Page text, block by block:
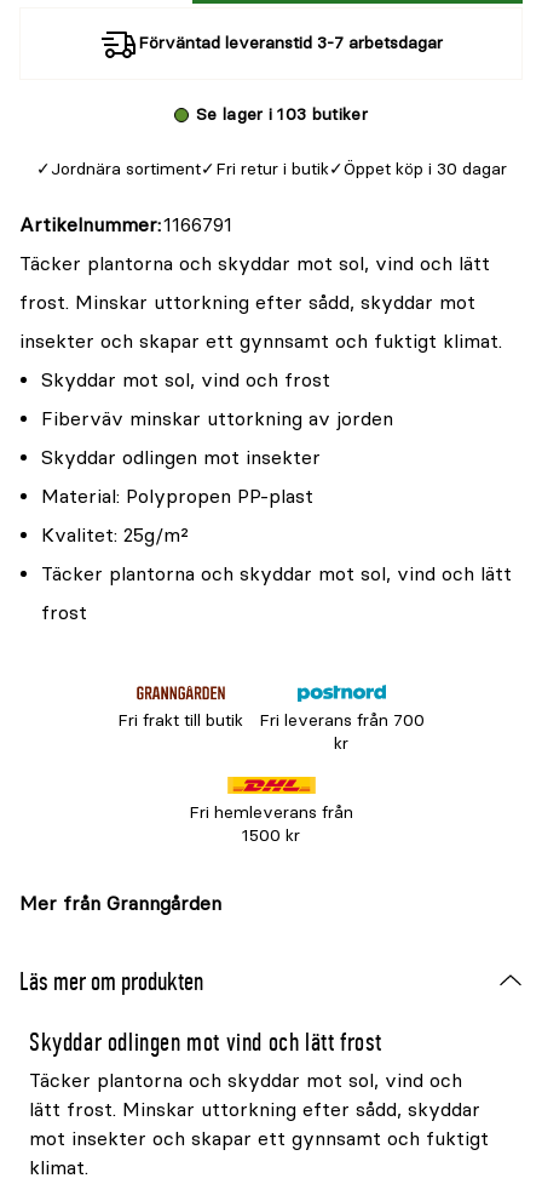
Förväntad leveranstid 3-7 arbetsdagar
Se lager i 103 butiker
Jordnära sortiment Fri retur i butik Öppet köp i 30 dagar
Artikelnummer 1166791
Täcker plantorna och skyddar mot sol, vind och lätt
frost. Minskar uttorkning efter sådd, skyddar mot
insekter och skapar ett gynnsamt och fuktigt klimat.
Skyddar mot sol, vind och frost
Fiberväv minskar uttorkning av jorden
Skyddar odlingen mot insekter
Material: Polypropen PP-plast
Kvalitet: 25g/m²
Täcker plantorna och skyddar mot sol, vind och lätt
frost
Fri frakt till butik
Fri leverans från 700
kr
Fri hemleverans från
1500 kr
Mer från Granngården
Läs mer om produkten
Skyddar odlingen mot vind och lätt frost
Täcker plantorna och skyddar mot sol, vind och
lätt frost. Minskar uttorkning efter sådd, skyddar
mot insekter och skapar ett gynnsamt och fuktigt
klimat.